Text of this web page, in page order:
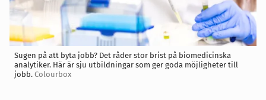
Sugen på att byta jobb? Det råder stor brist på biomedicinska
analytiker. Här är sju utbildningar som ger goda möjligheter till
jobb. Colourbox